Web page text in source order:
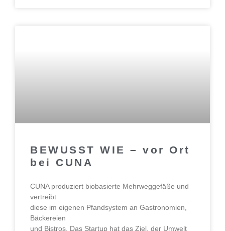
BEWUSST WIE – vor Ort
bei CUNA
CUNA produziert biobasierte Mehrweggefäße und
vertreibt
diese im eigenen Pfandsystem an Gastronomien,
Bäckereien
und Bistros. Das Startup hat das Ziel, der Umwelt